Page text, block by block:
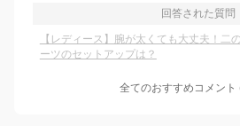
回答された質問
【レディース】腕が太くても大丈夫！二
ーツのセットアップは？
全てのおすすめコメント